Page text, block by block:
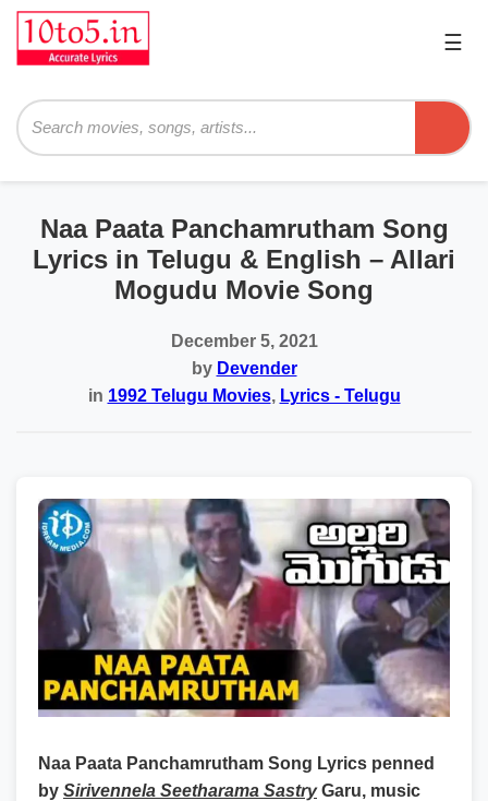
☰
Naa Paata Panchamrutham Song
Lyrics in Telugu & English – Allari
Mogudu Movie Song
December 5, 2021
by Devender
in 1992 Telugu Movies, Lyrics - Telugu
Naa Paata Panchamrutham Song Lyrics penned
by Sirivennela Seetharama SastryGaru, music